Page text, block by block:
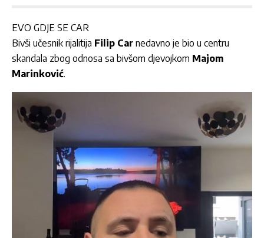
EVO GDJE SE CAR
Bivši učesnik rijalitija Filip Car nedavno je bio u centru
skandala zbog odnosa sa bivšom djevojkom Majom
Marinković.